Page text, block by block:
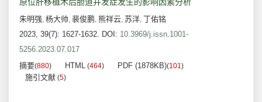
原位肝移植术后胆道并发症发生的影响因素分析
朱明强, 杨大帅, 裴俊鹏, 熊祥云, 苏洋, 丁佑铭
2023, 39(7): 1627-1632. DOI: 10.3969/j.issn.1001-
5256.2023.07.017
摘要(880) HTML (464) PDF (1878KB)(101)
施引文献 (5)